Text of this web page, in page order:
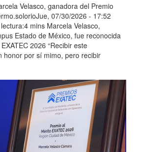
Velasco, ganadora del Premio
07/30/2026 - 17:52
mins Marcela Velasco,
Estado de México, fue reconocida
2026 “Recibir este
honor por sí mimo, pero recibir